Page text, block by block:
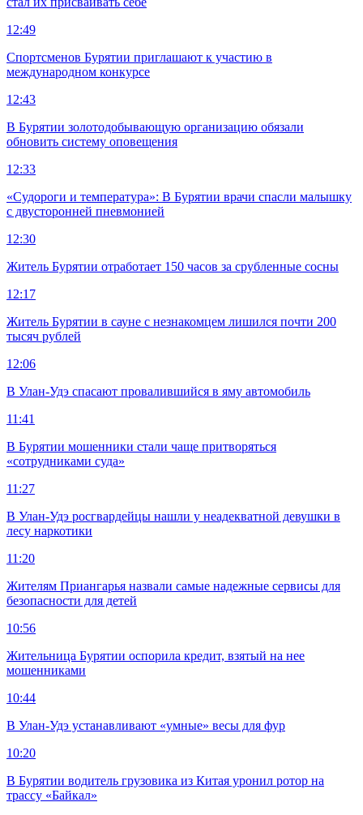
12:49
Спортсменов Бурятии приглашают к участию в
международном конкурсе
12:43
В Бурятии золотодобывающую организацию обязали
обновить систему оповещения
12:33
«Судороги и температура»: В Бурятии врачи спасли малышку
с двусторонней пневмонией
12:30
Житель Бурятии отработает 150 часов за срубленные сосны
12:17
Житель Бурятии в сауне с незнакомцем лишился почти 200
тысяч рублей
12:06
В Улан-Удэ спасают провалившийся в яму автомобиль
11:41
В Бурятии мошенники стали чаще притворяться
«сотрудниками суда»
11:27
В Улан-Удэ росгвардейцы нашли у неадекватной девушки в
лесу наркотики
11:20
Жителям Приангарья назвали самые надежные сервисы для
безопасности для детей
10:56
Жительница Бурятии оспорила кредит, взятый на нее
мошенниками
10:44
В Улан-Удэ устанавливают «умные» весы для фур
10:20
В Бурятии водитель грузовика из Китая уронил ротор на
трассу «Байкал»